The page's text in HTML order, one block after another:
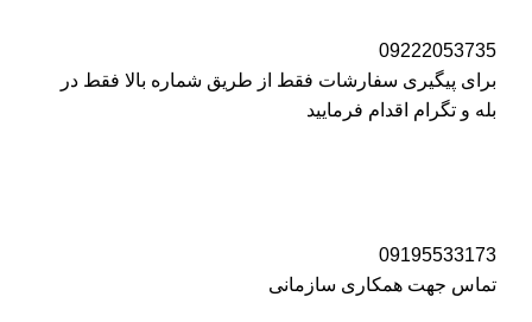
09222053735
برای پیگیری سفارشات فقط از طریق شماره بالا فقط در
بله و تگرام اقدام فرمایید
09195533173
تماس جهت همکاری سازمانی